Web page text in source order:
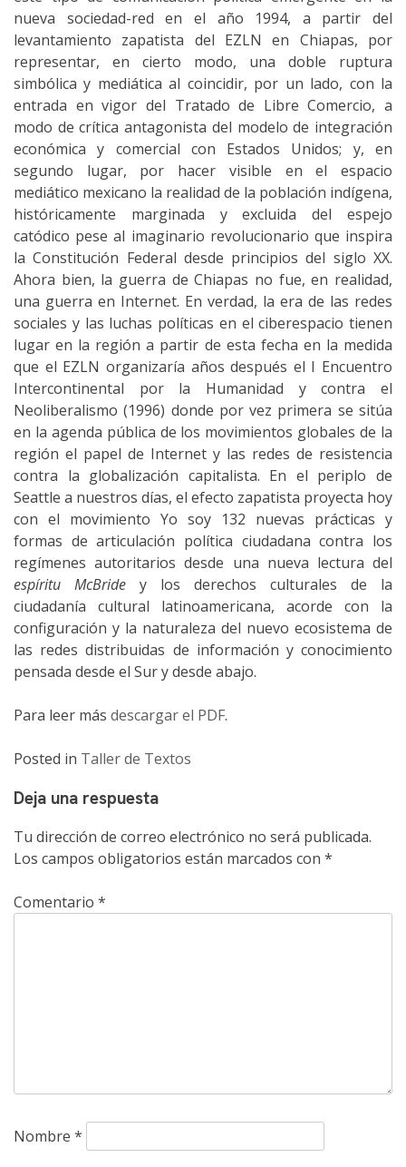
nueva sociedad-red en el año 1994, a partir del
levantamiento zapatista del EZLN en Chiapas, por
representar, en cierto modo, una doble ruptura
simbólica y mediática al coincidir, por un lado, con la
entrada en vigor del Tratado de Libre Comercio, a
modo de crítica antagonista del modelo de integración
económica y comercial con Estados Unidos; y, en
segundo lugar, por hacer visible en el espacio
mediático mexicano la realidad de la población indígena,
históricamente marginada y excluida del espejo
catódico pese al imaginario revolucionario que inspira
la Constitución Federal desde principios del siglo XX.
Ahora bien, la guerra de Chiapas no fue, en realidad,
una guerra en Internet. En verdad, la era de las redes
sociales y las luchas políticas en el ciberespacio tienen
lugar en la región a partir de esta fecha en la medida
que el EZLN organizaría años después el I Encuentro
Intercontinental por la Humanidad y contra el
Neoliberalismo (1996) donde por vez primera se sitúa
en la agenda pública de los movimientos globales de la
región el papel de Internet y las redes de resistencia
contra la globalización capitalista. En el periplo de
Seattle a nuestros días, el efecto zapatista proyecta hoy
con el movimiento Yo soy 132 nuevas prácticas y
formas de articulación política ciudadana contra los
regímenes autoritarios desde una nueva lectura del
espíritu McBride y los derechos culturales de la
ciudadanía cultural latinoamericana, acorde con la
configuración y la naturaleza del nuevo ecosistema de
las redes distribuidas de información y conocimiento
pensada desde el Sur y desde abajo.
Para leer más descargar el PDF.
Posted in Taller de Textos
Deja una respuesta
Tu dirección de correo electrónico no será publicada.
Los campos obligatorios están marcados con *
Comentario *
Nombre *